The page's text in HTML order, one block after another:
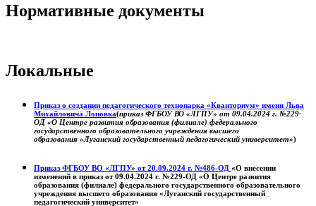
Нормативные документы
Локальные
Приказ о создании педагогического технопарка «Кванториум» имени Льва
Михайловича Лоповка(приказ ФГБОУ ВО «ЛГПУ» от 09.04.2024 г. №229-
ОД «О Центре развития образования (филиале) федерального
государственного образовательного учреждения высшего
образования «Луганский государственный педагогический университет»)
Приказ ФГБОУ ВО «ЛГПУ» от 20.09.2024 г. №486-ОД «О внесении
изменений в приказ от 09.04.2024 г. №229-ОД «О Центре развития
образования (филиале) федерального государственного образовательного
учреждения высшего образования «Луганский государственный
педагогический университет»